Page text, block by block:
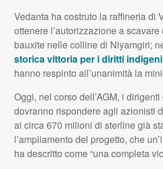
Vedanta ha costruto la raffineria di
ottenere l’autorizzazione a
bauxite nelle colline di Niyamgiri;
storica vittoria per i diritti indigeni
hanno respinto all’unanimità la
Oggi, nel corso dell’AGM, i
dovranno rispondere agli azionisti
ai circa 670 milioni di sterline già
l’ampliamento del progetto, che
ha descritto come “una completa